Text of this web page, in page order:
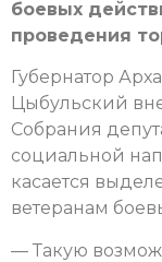
боевых
проведения
Губернатор
Цыбульский
Собрания
социальной
касается
ветеранам
— Такую